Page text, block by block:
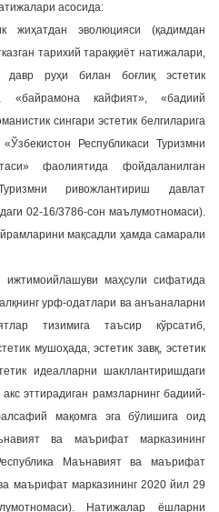
асосида:
жиҳатдан эволюцияси (қадимдан
тарихий тараққиёт натижалари,
давр руҳи билан боғлиқ эстетик
«байрамона кайфият», «бадиий
сингари эстетик белгиларига
Республикаси Туризмни
фаолиятида фойдаланилган
ривожлантириш давлат
02-16/3786-сон маълумотномаси).
мақсадли ҳамда самарали
ижтимоийлашуви маҳсули сифатида
урф-одатлари ва анъаналарни
тизимига таъсир кўрсатиб,
мушоҳада, эстетик завқ, эстетик
идеалларни шакллантиришдаги
эттирадиган рамзларнинг бадиий-
мақомга эга бўлишига оид
ва маърифат марказининг
Маънавият ва маърифат
маърифат марказининг 2020 йил 29
Натижалар ёшларни